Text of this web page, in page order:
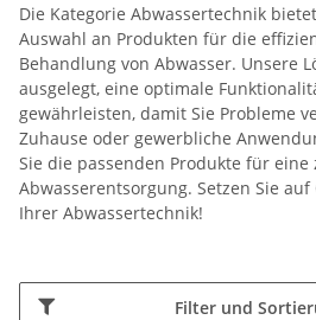
Die Kategorie Abwassertechnik
Auswahl an Produkten für die
Behandlung von Abwasser. Unsere
ausgelegt, eine optimale
gewährleisten, damit Sie Probleme
Zuhause oder gewerbliche
Sie die passenden Produkte für eine
Abwasserentsorgung. Setzen Sie
Ihrer Abwassertechnik!
Filter und